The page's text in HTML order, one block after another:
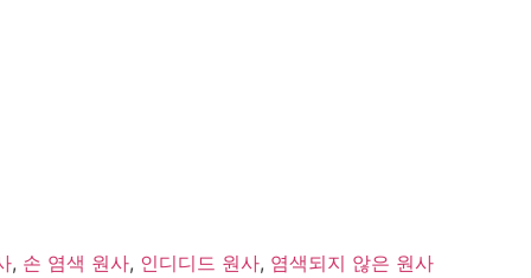
, 손 염색 원사, 인디디드 원사, 염색되지 않은 원사